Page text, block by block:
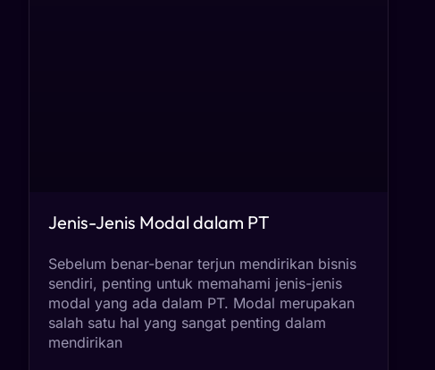
Jenis-Jenis Modal dalam PT
Sebelum benar-benar terjun mendirikan bisnis
sendiri, penting untuk memahami jenis-jenis
modal yang ada dalam PT. Modal merupakan
salah satu hal yang sangat penting dalam
mendirikan